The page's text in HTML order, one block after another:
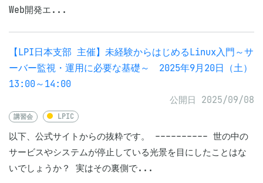
Web開発エ...
【LPI日本支部 主催】未経験からはじめるLinux入門～サ
ーバー監視・運用に必要な基礎～ 2025年9月20日（土）
13:00～14:00
公開日 2025/09/08
講習会 LPIC
以下、公式サイトからの抜粋です。 ---------- 世の中の
サービスやシステムが停止している光景を目にしたことはな
いでしょうか？ 実はその裏側で...